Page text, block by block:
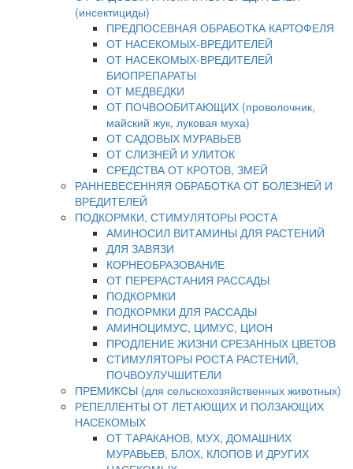
(инсектициды)
ПРЕДПОСЕВНАЯ ОБРАБОТКА КАРТОФЕЛЯ
ОТ НАСЕКОМЫХ-ВРЕДИТЕЛЕЙ
ОТ НАСЕКОМЫХ-ВРЕДИТЕЛЕЙ
БИОПРЕПАРАТЫ
ОТ МЕДВЕДКИ
ОТ ПОЧВООБИТАЮЩИХ (проволочник,
майский жук, луковая муха)
ОТ САДОВЫХ МУРАВЬЕВ
ОТ СЛИЗНЕЙ И УЛИТОК
СРЕДСТВА ОТ КРОТОВ, ЗМЕЙ
РАННЕВЕСЕННЯЯ ОБРАБОТКА ОТ БОЛЕЗНЕЙ И
ВРЕДИТЕЛЕЙ
ПОДКОРМКИ, СТИМУЛЯТОРЫ РОСТА
АМИНОСИЛ ВИТАМИНЫ ДЛЯ РАСТЕНИЙ
ДЛЯ ЗАВЯЗИ
КОРНЕОБРАЗОВАНИЕ
ОТ ПЕРЕРАСТАНИЯ РАССАДЫ
ПОДКОРМКИ
ПОДКОРМКИ ДЛЯ РАССАДЫ
АМИНОЦИМУС, ЦИМУС, ЦИОН
ПРОДЛЕНИЕ ЖИЗНИ СРЕЗАННЫХ ЦВЕТОВ
СТИМУЛЯТОРЫ РОСТА РАСТЕНИЙ,
ПОЧВОУЛУЧШИТЕЛИ
ПРЕМИКСЫ (для сельскохозяйственных животных)
РЕПЕЛЛЕНТЫ ОТ ЛЕТАЮЩИХ И ПОЛЗАЮЩИХ
НАСЕКОМЫХ
ОТ ТАРАКАНОВ, МУХ, ДОМАШНИХ
МУРАВЬЕВ, БЛОХ, КЛОПОВ И ДРУГИХ